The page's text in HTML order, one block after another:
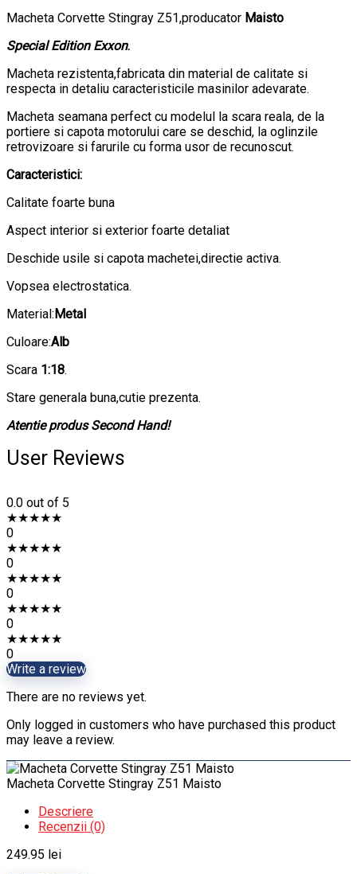
Macheta Corvette Stingray Z51,producator Maisto
Special Edition Exxon.
Macheta rezistenta,fabricata din material de calitate si
respecta in detaliu caracteristicile masinilor adevarate.
Macheta seamana perfect cu modelul la scara reala, de la
portiere si capota motorului care se deschid, la oglinzile
retrovizoare si farurile cu forma usor de recunoscut.
Caracteristici:
Calitate foarte buna
Aspect interior si exterior foarte detaliat
Deschide usile si capota machetei,directie activa.
Vopsea electrostatica.
Material:Metal
Culoare:Alb
Scara 1:18.
Stare generala buna,cutie prezenta.
Atentie produs Second Hand!
User Reviews
0.0 out of 5
★★★★★
0
★★★★★
0
★★★★★
0
★★★★★
0
★★★★★
0
Write a review
There are no reviews yet.
Only logged in customers who have purchased this product
may leave a review.
Macheta Corvette Stingray Z51 Maisto
Descriere
Recenzii (0)
249.95 lei